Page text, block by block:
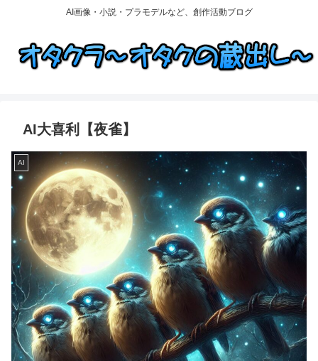
AI画像・小説・プラモデルなど、創作活動ブログ
AI大喜利【夜雀】
AI